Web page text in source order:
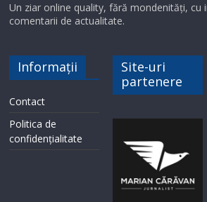
Un ziar online quality, fără mondenități, cu
comentarii de actualitate.
Informații
Contact
Politica de
confidențialitate
Site-uri
partenere